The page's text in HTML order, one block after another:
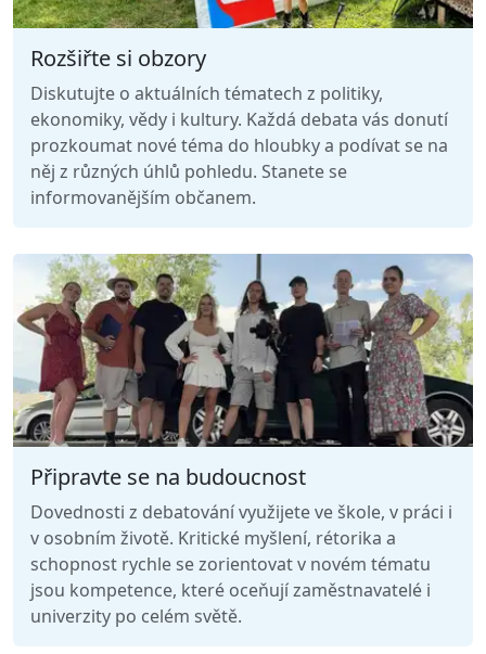
Rozšiřte si obzory
Diskutujte o aktuálních tématech z politiky,
ekonomiky, vědy i kultury. Každá debata vás donutí
prozkoumat nové téma do hloubky a podívat se na
něj z různých úhlů pohledu. Stanete se
informovanějším občanem.
Připravte se na budoucnost
Dovednosti z debatování využijete ve škole, v práci i
v osobním životě. Kritické myšlení, rétorika a
schopnost rychle se zorientovat v novém tématu
jsou kompetence, které oceňují zaměstnavatelé i
univerzity po celém světě.